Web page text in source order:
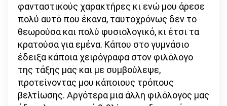
φανταστικούς χαρακτήρες κι ενώ μου άρεσε
πολύ αυτό που έκανα, ταυτοχρόνως δεν το
θεωρούσα και πολύ φυσιολογικό, κι έτσι τα
κρατούσα για εμένα. Κάπου στο γυμνάσιο
έδειξα κάποια χειρόγραφα στον φιλόλογο
της τάξης μας και με συμβούλεψε,
προτείνοντας μου κάποιους τρόπους
βελτίωσης. Αργότερα μια άλλη φιλόλογος μας